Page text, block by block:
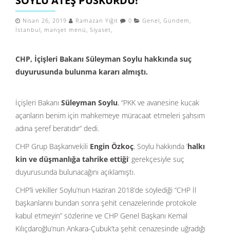
Nisan 26, 2019 Ramazan Yiğit 0 Genel, Gündem ,
İstanbul, manşet menü , Siyaset,
CHP, İçişleri Bakanı Süleyman Soylu hakkında suç
duyurusunda bulunma kararı almıştı.
İçişleri Bakanı Süleyman Soylu, “PKK ve avanesine kucak
açanların benim için mahkemeye müracaat etmeleri şahsım
adına şeref beratıdır” dedi.
CHP Grup Başkanvekili Engin Özkoç, Soylu hakkında ‘halkı
kin ve düşmanlığa tahrike ettiği‘ gerekçesiyle suç
duyurusunda bulunacağını açıklamıştı.
CHP’li vekiller Soylu’nun Haziran 2018’de söylediği “CHP İl
başkanlarını bundan sonra şehit cenazelerinde protokole
kabul etmeyin” sözlerine ve CHP Genel Başkanı Kemal
Kılıçdaroğlu’nun Ankara-Çubuk’ta şehit cenazesinde uğradığı